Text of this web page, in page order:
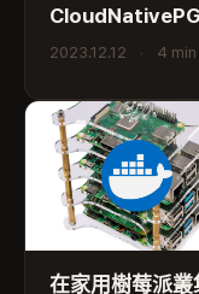
2023.12.12 4 min
在家用樹莓派